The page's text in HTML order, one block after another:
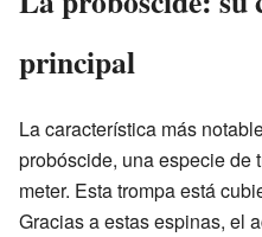
principal
La característica más
probóscide, una especie de
meter. Esta trompa está
Gracias a estas espinas, el